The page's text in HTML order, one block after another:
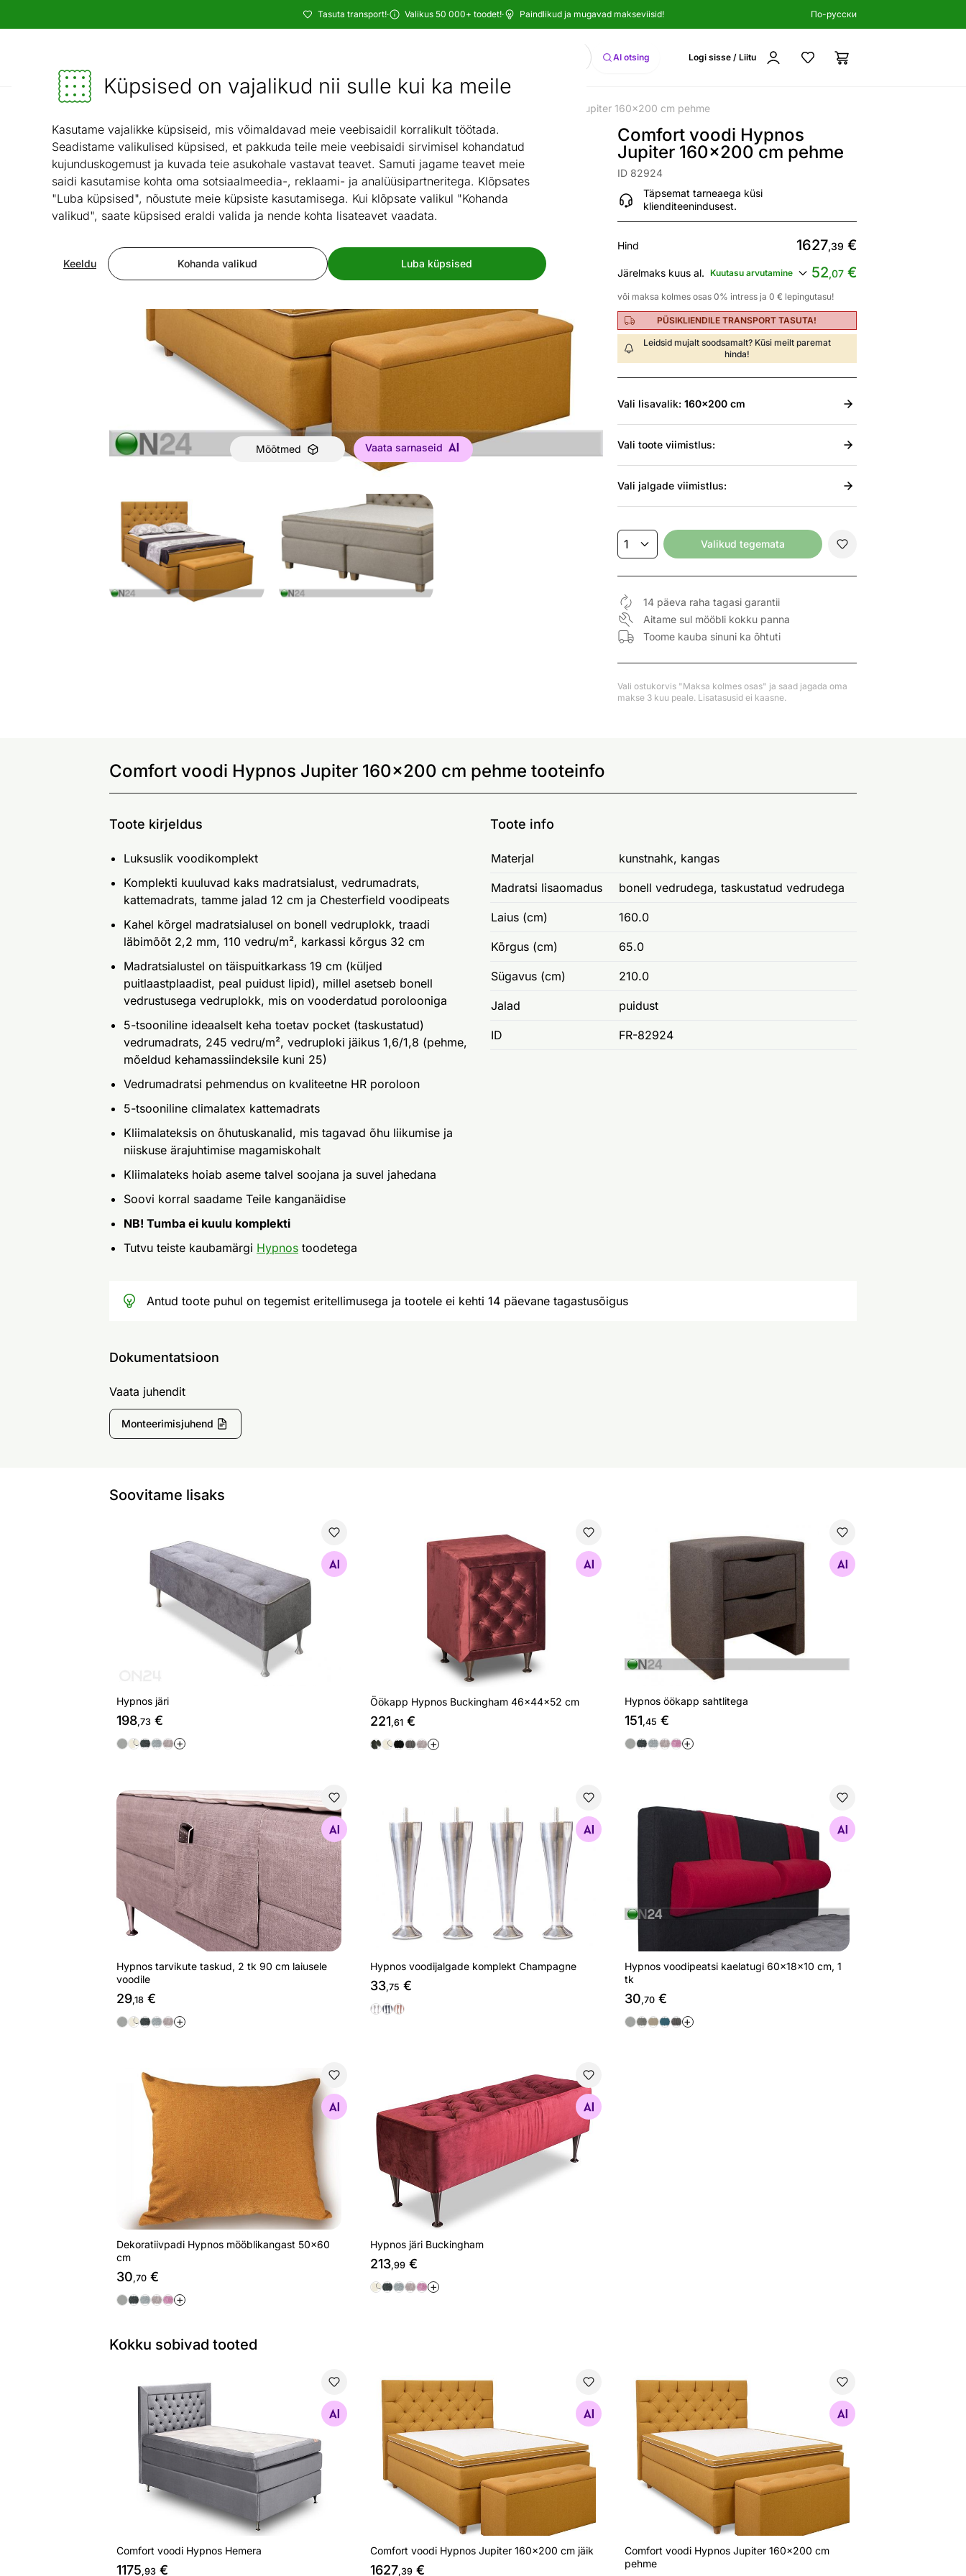
Küpsised on vajalikud nii sulle kui ka meile
Kasutame vajalikke küpsiseid, mis võimaldavad meie veebisaidil korralikult töötada.
Seadistame valikulised küpsised, et pakkuda teile meie veebisaidi sirvimisel kohandatud
kujunduskogemust ja kuvada teie asukohale vastavat teavet. Samuti jagame teavet meie
saidi kasutamise kohta oma sotsiaalmeedia-, reklaami- ja analüüsipartneritega. Klõpsates
"Luba küpsised", nõustute meie küpsiste kasutamisega. Kui klõpsate valikul "Kohanda
valikud", saate küpsised eraldi valida ja nende kohta lisateavet vaadata.
Kohanda valikud Luba küpsised
Keeldu
Tasuta transport!· Valikus 50 000+ toodet!· Paindlikud ja mugavad makseviisid! По-русски
Mööbel ja sisustus - ON24
Otsi AI otsing Logi sisse / Liitu
Comfort voodi Hypnos Jupiter 160x200 cm pehme
Mõõtmed Vaata sarnaseid
Comfort voodi Hypnos
Jupiter 160x200 cm pehme
ID 82924
Täpsemat tarneaega küsi
klienditeenindusest.
Hind 1627,39 €
Järelmaks kuus al. Kuutasu arvutamine 52,07€
või maksa kolmes osas 0% intress ja 0 € lepingutasu!
PÜSIKLIENDILE TRANSPORT TASUTA!
Leidsid mujalt soodsamalt? Küsi meilt paremat
hinda!
Vali lisavalik: 160x200 cm
Vali toote viimistlus:
Vali jalgade viimistlus:
Valikud tegemata
14 päeva raha tagasi garantii
Aitame sul mööbli kokku panna
Toome kauba sinuni ka õhtuti
Vali ostukorvis "Maksa kolmes osas" ja saad jagada oma
makse 3 kuu peale. Lisatasusid ei kaasne.
Comfort voodi Hypnos Jupiter 160x200 cm pehme tooteinfo
Toote kirjeldus
Luksuslik voodikomplekt
Komplekti kuuluvad kaks madratsialust, vedrumadrats,
kattemadrats, tamme jalad 12 cm ja Chesterfield voodipeats
Kahel kõrgel madratsialusel on bonell vedruplokk, traadi
läbimõõt 2,2 mm, 110 vedru/m², karkassi kõrgus 32 cm
Madratsialustel on täispuitkarkass 19 cm (küljed
puitlaastplaadist, peal puidust lipid), millel asetseb bonell
vedrustusega vedruplokk, mis on vooderdatud porolooniga
5-tsooniline ideaalselt keha toetav pocket (taskustatud)
vedrumadrats, 245 vedru/m², vedruploki jäikus 1,6/1,8 (pehme,
mõeldud kehamassiindeksile kuni 25)
Vedrumadratsi pehmendus on kvaliteetne HR poroloon
5-tsooniline climalatex kattemadrats
Kliimalateksis on õhutuskanalid, mis tagavad õhu liikumise ja
niiskuse ärajuhtimise magamiskohalt
Kliimalateks hoiab aseme talvel soojana ja suvel jahedana
Soovi korral saadame Teile kanganäidise
NB! Tumba ei kuulu komplekti
Tutvu teiste kaubamärgi Hypnos toodetega
Toote info
Materjal kunstnahk, kangas
Madratsi lisaomadus bonell vedrudega, taskustatud vedrudega
Laius (cm) 160.0
Kõrgus (cm) 65.0
Sügavus (cm) 210.0
Jalad puidust
ID FR-82924
Antud toote puhul on tegemist eritellimusega ja tootele ei kehti 14 päevane tagastusõigus
Dokumentatsioon
Vaata juhendit
Monteerimisjuhend
Soovitame lisaks
Hypnos järi
Otsi sarnaseid
Hypnos järi
198,73 €
+
Öökapp Hypnos Buckingham 46x44x52 cm
Otsi sarnaseid
Öökapp Hypnos Buckingham 46x44x52 cm
221,61 €
+
Hypnos öökapp sahtlitega
Hypnos öökapp sahtlitega
151,45 €
+
Hypnos tarvikute taskud, 2 tk 90 cm laiusele voodile
Otsi sarnaseid
Hypnos tarvikute taskud, 2 tk 90 cm laiusele
voodile
29,18 €
+
Hypnos voodijalgade komplekt Champagne
Otsi sarnaseid
Hypnos voodijalgade komplekt Champagne
33,75 €
Hypnos voodipeatsi kaelatugi 60x18x10 cm, 1 tk
Otsi sarnaseid
Hypnos voodipeatsi kaelatugi 60x18x10 cm, 1
tk
30,70€
+
Dekoratiivpadi Hypnos mööblikangast 50x60 cm
Otsi sarnaseid
Dekoratiivpadi Hypnos mööblikangast 50x60
cm
30,70 €
+
Hypnos järi Buckingham
Otsi sarnaseid
Hypnos järi Buckingham
213,99 €
+
Kokku sobivad tooted
Comfort voodi Hypnos Hemera
Comfort voodi Hypnos Hemera
1175,93 €
Comfort voodi Hypnos Jupiter 160x200 cm jäik
Comfort voodi Hypnos Jupiter 160x200 cm jäik
1627,39 €
Comfort voodi Hypnos Jupiter 160x200 cm pehme
Comfort voodi Hypnos Jupiter 160x200 cm
pehme